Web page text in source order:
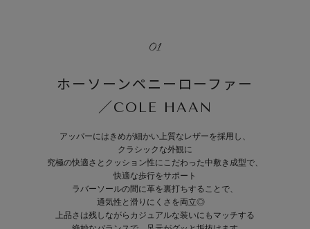
01
ホーソーンペニーローファー
／COLE HAAN
アッパーにはきめが細かい上質なレザーを採用し、
クラシックな外観に
究極の快適さとクッション性にこだわった中敷き成型で、
快適な歩行をサポート
ラバーソールの間に革を裏打ちすることで、
通気性と滑りにくさを両立◎
上品さは残しながらカジュアルな装いにもマッチする